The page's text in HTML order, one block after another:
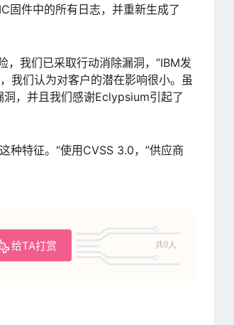
固件中的所有日志，并重新生成了
，我们已采取行动消除漏洞，”IBM发
我们认为对客户的潜在影响很小。虽
，并且我们感谢Eclypsium引起了
种特征。“使用CVSS 3.0，”供应商
给TA打赏 共0人